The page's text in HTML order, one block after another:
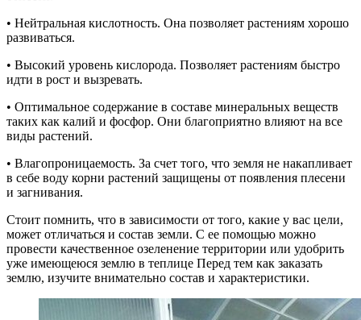
• Нейтральная кислотность. Она позволяет растениям хорошо
развиваться.
• Высокий уровень кислорода. Позволяет растениям быстро
идти в рост и вызревать.
• Оптимальное содержание в составе минеральных веществ
таких как калий и фосфор. Они благоприятно влияют на все
виды растений.
• Влагопроницаемость. За счет того, что земля не накапливает
в себе воду корни растений защищены от появления плесени
и загнивания.
Стоит помнить, что в зависимости от того, какие у вас цели,
может отличаться и состав земли. С ее помощью можно
провести качественное озеленение территории или удобрить
уже имеющеюся землю в теплице Перед тем как заказать
землю, изучите внимательно состав и характеристики.